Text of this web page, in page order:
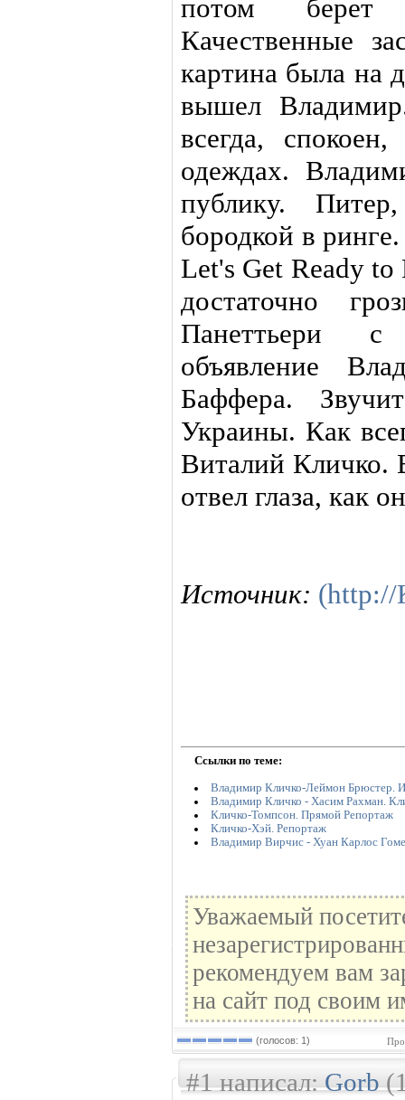
потом
Качественные
картина была на
вышел
всегда,
одеждах.
публику.
бородкой в
Let's Get Ready
достаточно
Панеттьери с
объявление
Баффера.
Украины. Как
Виталий Кличко.
отвел глаза, как
Источник: (http://
Ссылки по теме:
Владимир Кличко-Леймон Брюстер.
Владимир Кличко - Хасим Рахман.
Кличко-Томпсон. Прямой Репортаж
Кличко-Хэй. Репортаж
Владимир Вирчис - Хуан Карлос
Уважаемый
рекомендуем вам
на сайт под своим
(голосов: 1)
#1 написал:Gorb